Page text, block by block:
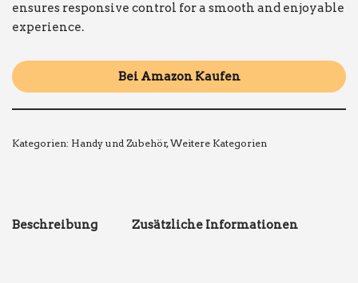
ensures responsive control for a smooth and enjoyable
experience.
Bei Amazon Kaufen
Kategorien: Handy und Zubehör,Weitere Kategorien
Beschreibung Zusätzliche Informationen